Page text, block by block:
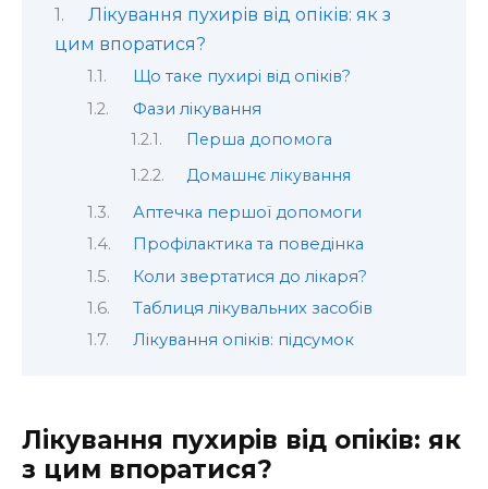
Лікування пухирів від опіків: як з
цим впоратися?
Що таке пухирі від опіків?
Фази лікування
Перша допомога
Домашнє лікування
Аптечка першої допомоги
Профілактика та поведінка
Коли звертатися до лікаря?
Таблиця лікувальних засобів
Лікування опіків: підсумок
Лікування пухирів від опіків: як
з цим впоратися?